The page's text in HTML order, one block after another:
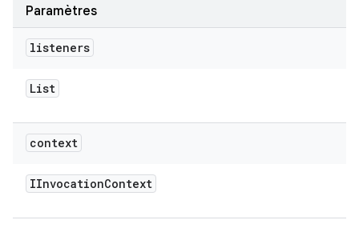
Paramètres
listeners
List
context
IInvocationContext